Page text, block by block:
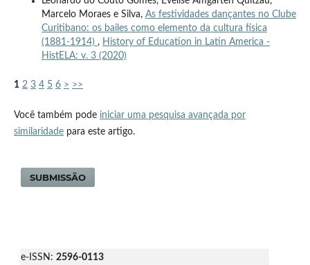
Marcelo Moraes e Silva, As festividades dançantes no Clube
Curitibano: os bailes como elemento da cultura física
(1881-1914) , History of Education in Latin America -
HistELA: v. 3 (2020)
1 2 3 4 5 6 > >>
Você também pode iniciar uma pesquisa avançada por
similaridadepara este artigo.
SUBMISSÃO
e-ISSN: 2596-0113